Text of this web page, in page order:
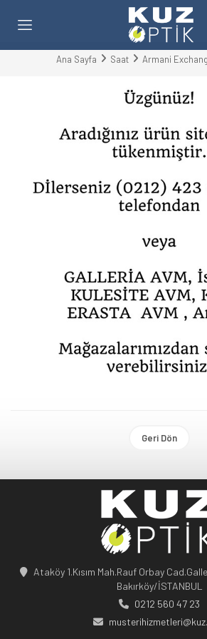
Ana Sayfa Saat Armani
Geri Dön
Ataköy 1.Kısım Mah.Rauf Orbay
Bakırköy/İSTANBUL
0212 560 47 23